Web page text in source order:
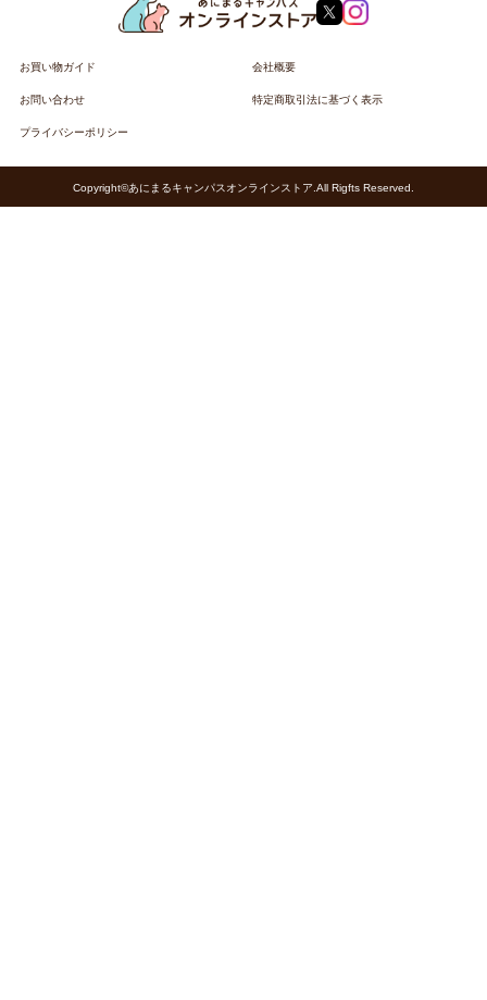
お買い物ガイド 会社概要
お問い合わせ 特定商取引法に基づく表示
プライバシーポリシー
Copyright©あにまるキャンパスオンラインストア.All Rigfts Reserved.